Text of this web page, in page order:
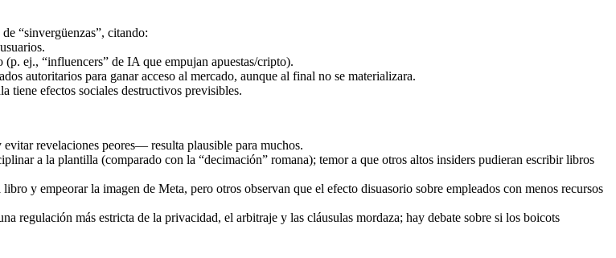
“sinvergüenzas”, citando:
ej., “influencers” de IA que empujan apuestas/cripto).
autoritarios para ganar acceso al mercado, aunque al final no se materializara.
tiene efectos sociales destructivos previsibles.
revelaciones peores— resulta plausible para muchos.
a la plantilla (comparado con la “decimación” romana); temor a que otros altos insiders pudieran escribir libros
y empeorar la imagen de Meta, pero otros observan que el efecto disuasorio sobre empleados con menos recursos
regulación más estricta de la privacidad, el arbitraje y las cláusulas mordaza; hay debate sobre si los boicots